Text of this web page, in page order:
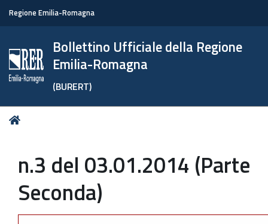
Regione Emilia-Romagna
Bollettino Ufficiale della Regione
Emilia-Romagna
(BURERT)
Tu
n.3 del 03.01.2014 (Parte
Seconda)